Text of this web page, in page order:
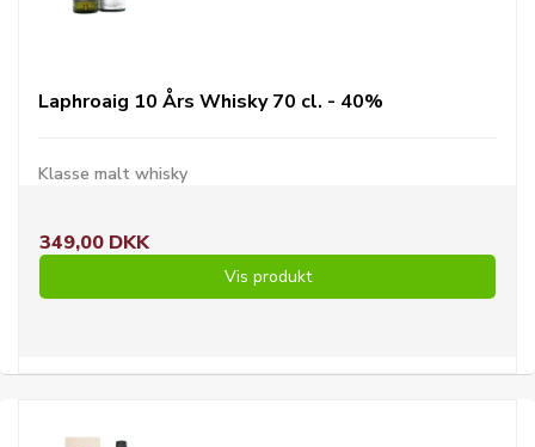
Laphroaig 10 Års Whisky 70 cl. - 40%
Klasse malt whisky
349,00 DKK
Vis produkt